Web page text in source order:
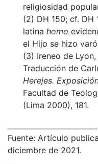
religiosidad
(2) DH 150; cf. DH
latina homo
el Hijo se hizo
(3) Ireneo de Lyon,
Traducción de
Herejes.
Facultad de
(Lima 2000), 181.
Fuente: Artículo
diciembre de 2021.